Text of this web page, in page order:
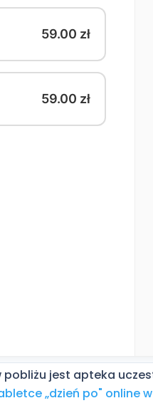
jest apteka
„dzień po" online